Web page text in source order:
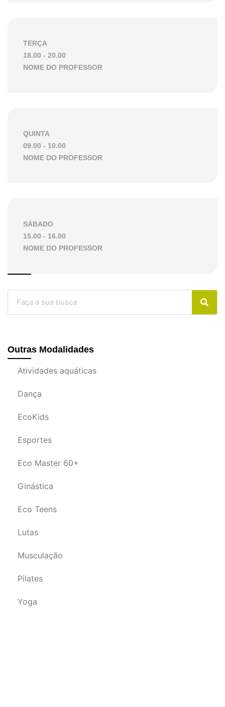
TERÇA
18.00 - 20.00
NOME DO PROFESSOR
QUINTA
09.00 - 10.00
NOME DO PROFESSOR
SÁBADO
15.00 - 16.00
NOME DO PROFESSOR
Outras Modalidades
Atividades aquáticas
Dança
EcoKids
Esportes
Eco Master 60+
Ginástica
Eco Teens
Lutas
Musculação
Pilates
Yoga